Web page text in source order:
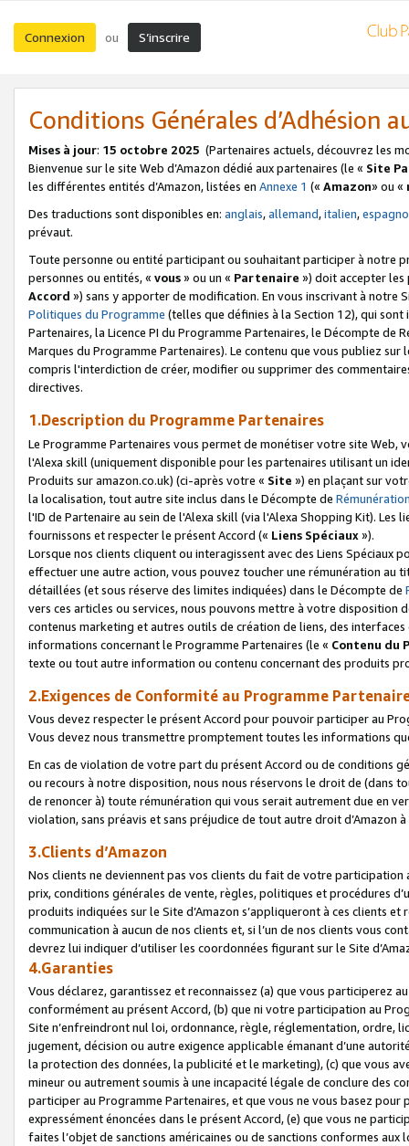
Connexion ou S’inscrire
Conditions Générales d’Adhésion
Mises à jour: 15 octobre 2025 (Partenaires actuels, découvrez les
Bienvenue sur le site Web d’Amazon dédié aux partenaires (le « Site
les différentes entités d’Amazon, listées en Annexe 1 (« Amazon» ou «
Des traductions sont disponibles en: anglais,allemand,italien,
prévaut.
Toute personne ou entité participant ou souhaitant participer à notre
personnes ou entités, « vous» ou un « Partenaire ») doit accepter les
Accord ») sans y apporter de modification. En vous inscrivant à notre
Politiques du Programme (telles que définies à la Section 12), qui
Partenaires, la Licence PI du Programme Partenaires, le Décompte de
Marques du Programme Partenaires). Le contenu que vous publiez
compris l'interdiction de créer, modifier ou supprimer des
directives.
1.Description du Programme Partenaires
Le Programme Partenaires vous permet de monétiser votre site Web,
l'Alexa skill (uniquement disponible pour les partenaires utilisant un
Produits sur amazon.co.uk) (ci-après votre « Site ») en plaçant sur
la localisation, tout autre site inclus dans le Décompte de
l'ID de Partenaire au sein de l'Alexa skill (via l'Alexa Shopping Kit).
fournissons et respecter le présent Accord (« Liens Spéciaux»).
Lorsque nos clients cliquent ou interagissent avec des Liens Spéciaux
effectuer une autre action, vous pouvez toucher une rémunération
détaillées (et sous réserve des limites indiquées) dans le Décompte de
vers ces articles ou services, nous pouvons mettre à votre disposition
contenus marketing et autres outils de création de liens, des
informations concernant le Programme Partenaires (le « Contenu du
texte ou tout autre information ou contenu concernant des produits
2.Exigences de Conformité au Programme
Vous devez respecter le présent Accord pour pouvoir participer au
Vous devez nous transmettre promptement toutes les informations
En cas de violation de votre part du présent Accord ou de conditions
ou recours à notre disposition, nous nous réservons le droit de (dans
de renoncer à) toute rémunération qui vous serait autrement due en
violation, sans préavis et sans préjudice de tout autre droit
3.Clients d’Amazon
Nos clients ne deviennent pas vos clients du fait de votre
prix, conditions générales de vente, règles, politiques et procédures
produits indiquées sur le Site d’Amazon s’appliqueront à ces clients
communication à aucun de nos clients et, si l’un de nos clients vous
devrez lui indiquer d’utiliser les coordonnées figurant sur le Site
4.Garanties
Vous déclarez, garantissez et reconnaissez (a) que vous participerez
conformément au présent Accord, (b) que ni votre participation au
Site n’enfreindront nul loi, ordonnance, règle, réglementation, ordre,
jugement, décision ou autre exigence applicable émanant d’une
la protection des données, la publicité et le marketing), (c) que vous
mineur ou autrement soumis à une incapacité légale de conclure des
participer au Programme Partenaires, et que vous ne vous basez
expressément énoncées dans le présent Accord, (e) que vous ne
faites l’objet de sanctions américaines ou de sanctions conformes